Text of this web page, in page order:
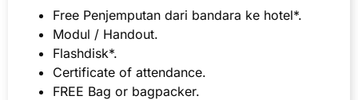
Free Penjemputan dari bandara ke hotel*.
Modul / Handout.
Flashdisk*.
Certificate of attendance.
FREE Bag or bagpacker.